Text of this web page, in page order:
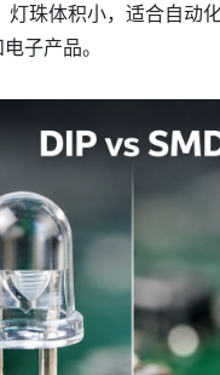
灯珠体积小，适合自动
子产品。